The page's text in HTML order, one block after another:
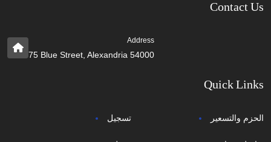
Contact Us
Address
75 Blue Street, Alexandria 54000
Quick Links
تسجيل الحزم والتسعير